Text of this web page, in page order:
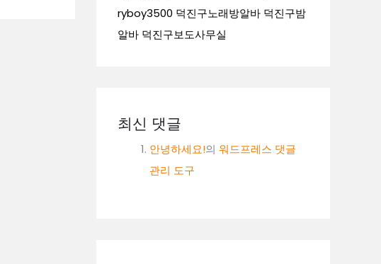
ryboy3500 덕진구노래방알바 덕진구밤
알바 덕진구보도사무실
최신 댓글
안녕하세요!의 워드프레스 댓글
관리 도구